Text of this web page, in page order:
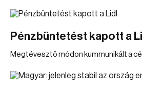
Pénzbüntetést kapott a
Megtévesztő módon kummunikált a